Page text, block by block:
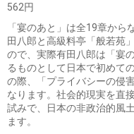
562円
「宴のあと」は全19章か
田八郎と高級料亭「般若苑
ので、実際有田八郎は「宴
るものとして日本で初めて
の際、「プライバシーの侵
なります。社会的現実を直
試みで、日本の非政治的風
ます。